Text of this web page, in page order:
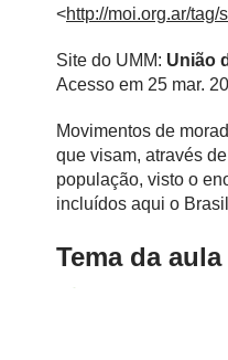
<http://moi.org.ar/tag/
Site do UMM: União
Acesso em 25 mar.
Movimentos de
que visam, através
população, visto o
incluídos aqui o
Tema da aula